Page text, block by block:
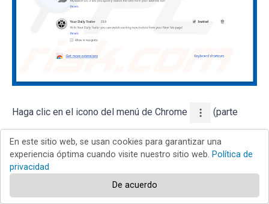
Haga clic en el icono del menú de Chrome (parte
superior derecha de Google Chrome), seleccione "Más
herramientas" y haga clic en "Extensiones". Ubique todas
los complementos recientemente instalados, seleccione
las entradas pertinentes y haga clic en el icono de la
En este sitio web, se usan cookies para garantizar una
experiencia óptima cuando visite nuestro sitio web. Política de
privacidad
De acuerdo